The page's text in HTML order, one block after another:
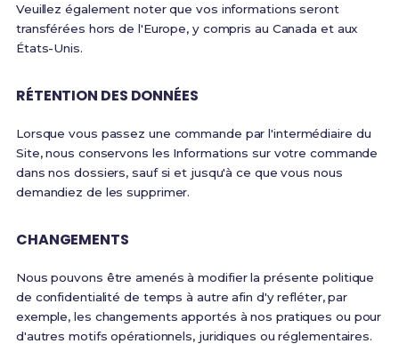
Veuillez également noter que vos informations seront
transférées hors de l'Europe, y compris au Canada et aux
États-Unis.
RÉTENTION DES DONNÉES
Lorsque vous passez une commande par l'intermédiaire du
Site, nous conservons les Informations sur votre commande
dans nos dossiers, sauf si et jusqu'à ce que vous nous
demandiez de les supprimer.
CHANGEMENTS
Nous pouvons être amenés à modifier la présente politique
de confidentialité de temps à autre afin d'y refléter, par
exemple, les changements apportés à nos pratiques ou pour
d'autres motifs opérationnels, juridiques ou réglementaires.